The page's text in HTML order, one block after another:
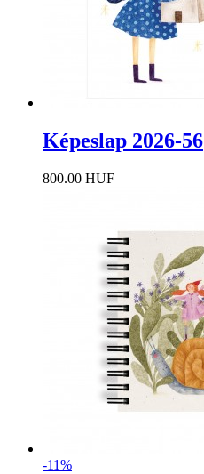
Képeslap 2026-56
800.00 HUF
-11%